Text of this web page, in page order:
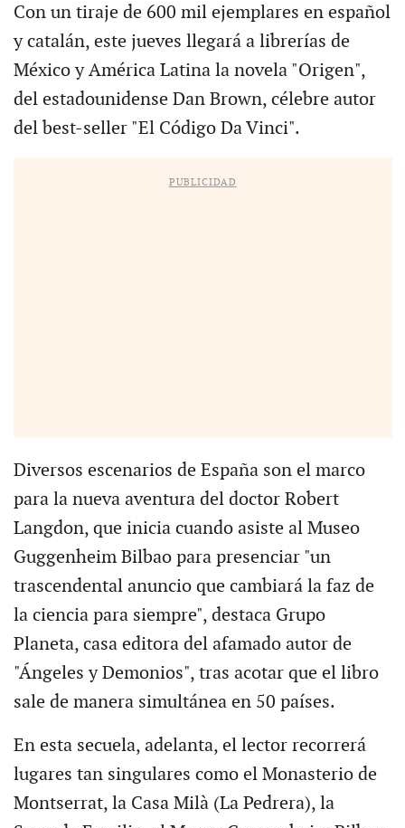
Con un tiraje de 600 mil ejemplares en español
y catalán, este jueves llegará a librerías de
México y América Latina la novela "Origen",
del estadounidense Dan Brown, célebre autor
del best-seller "El Código Da Vinci".
PUBLICIDAD
Diversos escenarios de España son el marco
para la nueva aventura del doctor Robert
Langdon, que inicia cuando asiste al Museo
Guggenheim Bilbao para presenciar "un
trascendental anuncio que cambiará la faz de
la ciencia para siempre", destaca Grupo
Planeta, casa editora del afamado autor de
"Ángeles y Demonios", tras acotar que el libro
sale de manera simultánea en 50 países.
En esta secuela, adelanta, el lector recorrerá
lugares tan singulares como el Monasterio de
Montserrat, la Casa Milà (La Pedrera), la